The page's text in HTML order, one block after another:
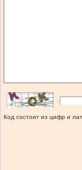
Код состоит из цифр и